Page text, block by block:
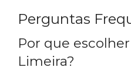
Perguntas
Por que
Limeira?